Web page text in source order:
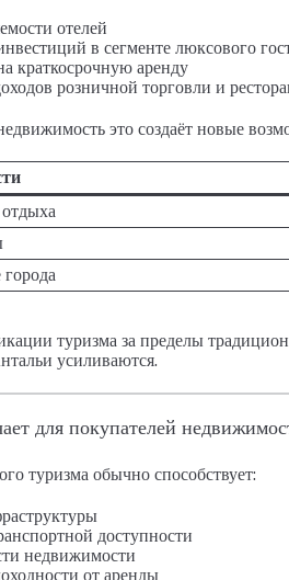
отелей
в сегменте люксового
краткосрочную аренду
розничной торговли и
это создаёт новые
туризма за пределы
усиливаются.
для покупателей
туризма обычно способствует:
доступности
недвижимости